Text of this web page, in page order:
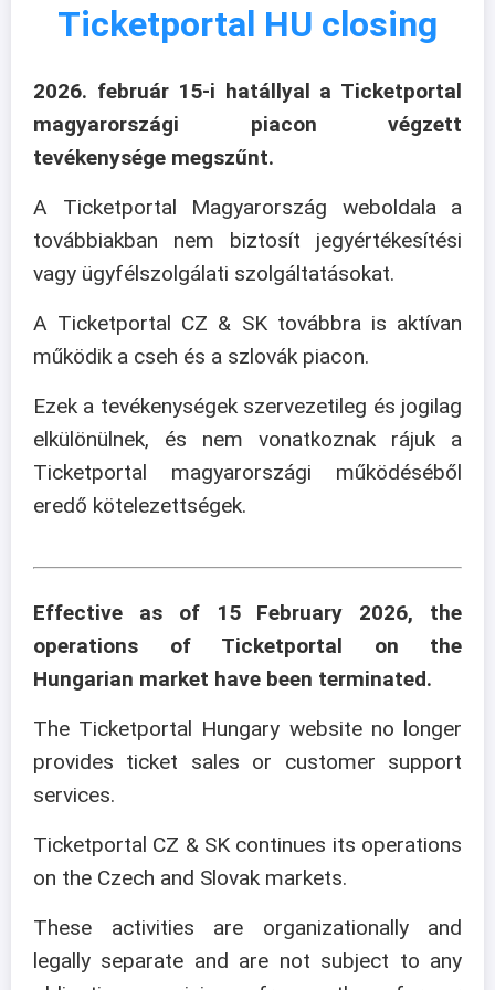
Ticketportal HU closing
2026. február 15-i hatállyal a Ticketportal
magyarországi piacon végzett
tevékenysége megszűnt.
A Ticketportal Magyarország weboldala a
továbbiakban nem biztosít jegyértékesítési
vagy ügyfélszolgálati szolgáltatásokat.
A Ticketportal CZ & SK továbbra is aktívan
működik a cseh és a szlovák piacon.
Ezek a tevékenységek szervezetileg és jogilag
elkülönülnek, és nem vonatkoznak rájuk a
Ticketportal magyarországi működéséből
eredő kötelezettségek.
Effective as of 15 February 2026, the
operations of Ticketportal on the
Hungarian market have been terminated.
The Ticketportal Hungary website no longer
provides ticket sales or customer support
services.
Ticketportal CZ & SK continues its operations
on the Czech and Slovak markets.
These activities are organizationally and
legally separate and are not subject to any